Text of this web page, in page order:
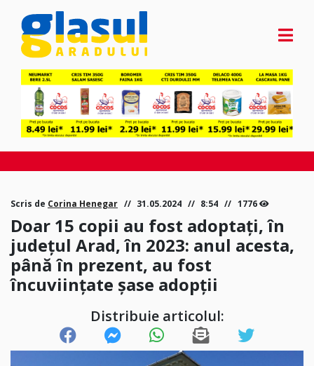
Scris de Corina Henegar 31.05.2024 8:54 1776
Doar 15 copii au fost adoptați, în
județul Arad, în 2023: anul acesta,
până în prezent, au fost
încuviințate șase adopții
Distribuie articolul: